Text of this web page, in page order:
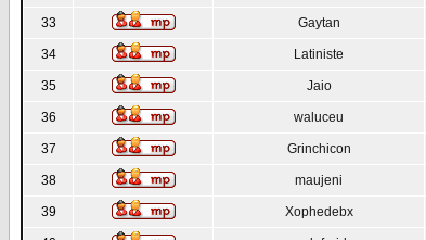
33 Gaytan
34 Latiniste
35 Jaio
36 waluceu
37 Grinchicon
38 maujeni
39 Xophedebx